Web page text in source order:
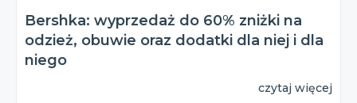
Bershka: wyprzedaż do 60% zniżki na
odzież, obuwie oraz dodatki dla niej i dla
niego
czytaj więcej